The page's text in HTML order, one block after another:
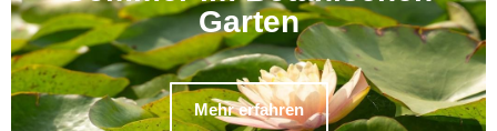
Garten
Mehr erfahren